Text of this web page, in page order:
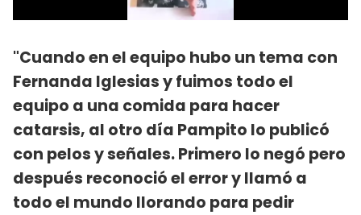
"Cuando en el equipo hubo un tema con
Fernanda Iglesias y fuimos todo el
equipo a una comida para hacer
catarsis, al otro día Pampito lo publicó
con pelos y señales. Primero lo negó pero
después reconoció el error y llamó a
todo el mundo llorando para pedir